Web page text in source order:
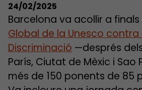
24/02/2025
Barcelona va acollir a finals
Global de la Unesco contra
Discriminació —després
París, Ciutat de Mèxic i Sao
més de 150 ponents de 85